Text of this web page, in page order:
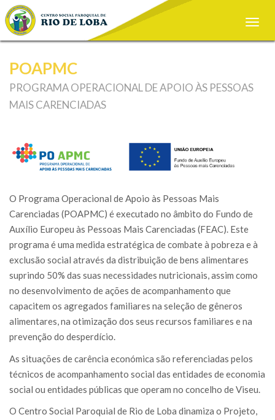
Toggle
POAPMC
PROGRAMA OPERACIONAL DE APOIO ÀS PESSOAS
MAIS CARENCIADAS
O Programa Operacional de Apoio às Pessoas Mais
Carenciadas (POAPMC) é executado no âmbito do Fundo de
Auxílio Europeu às Pessoas Mais Carenciadas (FEAC). Este
programa é uma medida estratégica de combate à pobreza e à
exclusão social através da distribuição de bens alimentares
suprindo 50% das suas necessidades nutricionais, assim como
no desenvolvimento de ações de acompanhamento que
capacitem os agregados familiares na seleção de gêneros
alimentares, na otimização dos seus recursos familiares e na
prevenção do desperdício.
As situações de carência económica são referenciadas pelos
técnicos de acompanhamento social das entidades de economia
social ou entidades públicas que operam no concelho de Viseu.
O Centro Social Paroquial de Rio de Loba dinamiza o Projeto,